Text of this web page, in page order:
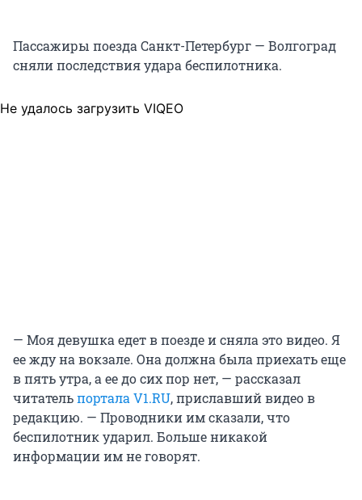
Пассажиры поезда Санкт-Петербург — Волгоград
сняли последствия удара беспилотника.
Не удалось загрузить VIQEO
— Моя девушка едет в поезде и сняла это видео. Я
ее жду на вокзале. Она должна была приехать еще
в пять утра, а ее до сих пор нет, — рассказал
читательпортала V1.RU, приславший видео в
редакцию. — Проводники им сказали, что
беспилотник ударил. Больше никакой
информации им не говорят.